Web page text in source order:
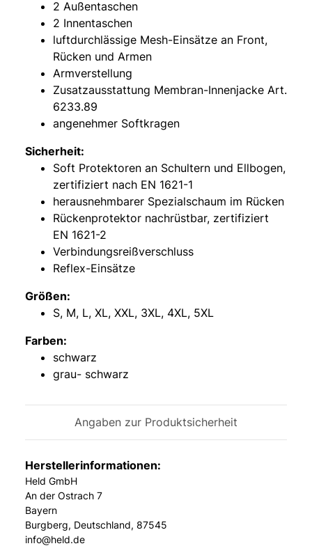
2 Außentaschen
2 Innentaschen
luftdurchlässige Mesh-Einsätze an Front,
Rücken und Armen
Armverstellung
Zusatzausstattung Membran-Innenjacke Art.
6233.89
angenehmer Softkragen
Sicherheit:
Soft Protektoren an Schultern und Ellbogen,
zertifiziert nach EN 1621-1
herausnehmbarer Spezialschaum im Rücken
Rückenprotektor nachrüstbar, zertifiziert
EN 1621-2
Verbindungsreißverschluss
Reflex-Einsätze
Größen:
S, M, L, XL, XXL, 3XL, 4XL, 5XL
Farben:
schwarz
grau- schwarz
Angaben zur Produktsicherheit
Herstellerinformationen:
Held GmbH
An der Ostrach 7
Bayern
Burgberg, Deutschland, 87545
info@held.de